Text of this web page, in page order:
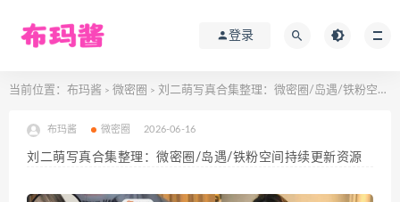
登录
当前位置： 布玛酱 > 微密圈 > 刘二萌写真合集整理：微密圈/岛遇/铁粉空间持续更新资源
布玛酱 微密圈 2026-06-16
刘二萌写真合集整理：微密圈/岛遇/铁粉空间持续更新资源